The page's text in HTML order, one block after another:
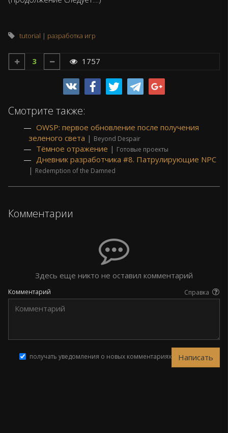
tutorial разработка игр
3 1757
Смотрите также:
OWSP: первое обновление после получения
зеленого света | Beyond Despair
Тёмное отражение | Готовые проекты
Дневник разработчика #8. Патрулирующие NPC
| Redemption of the Damned
Комментарии
Здесь еще никто не оставил комментарий
Комментарий Справка
получать уведомления о новых комментариях